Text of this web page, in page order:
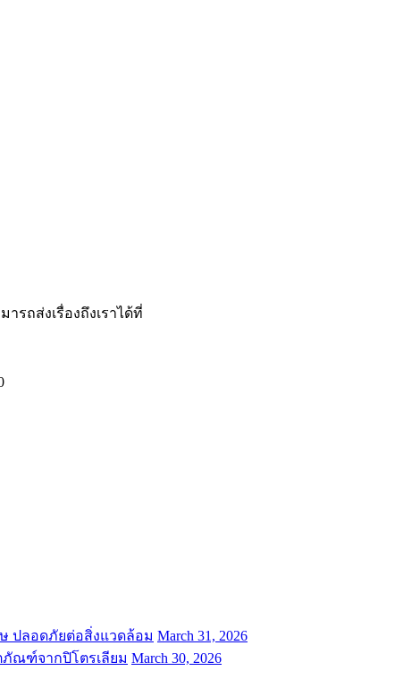
รถส่งเรื่องถึงเราได้ที่
ษ ปลอดภัยต่อสิ่งแวดล้อม March 31, 2026
ภัณฑ์จากปิโตรเลียม March 30, 2026